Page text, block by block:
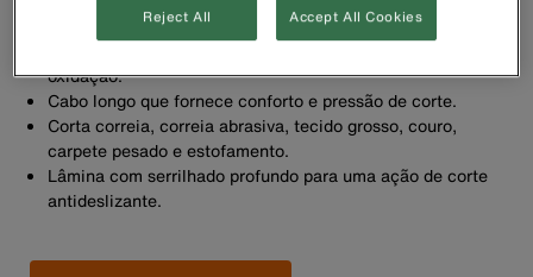
oxidação.
Cabo longo que fornece conforto e pressão de corte.
Corta correia, correia abrasiva, tecido grosso, couro,
carpete pesado e estofamento.
Lâmina com serrilhado profundo para uma ação de corte
antideslizante.
Reject All Accept All Cookies